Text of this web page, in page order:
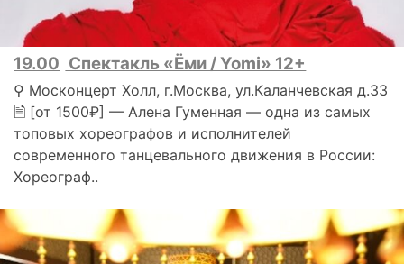
19.00 Спектакль «Ёми / Yomi» 12+
⚲ Москонцерт Холл, г.Москва, ул.Каланчевская д.33
🗎 [от 1500₽] — Алена Гуменная — одна из самых
топовых хореографов и исполнителей
современного танцевального движения в России:
Хореограф..